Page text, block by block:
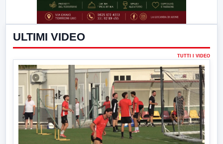
ULTIMI VIDEO
TUTTI I VIDEO